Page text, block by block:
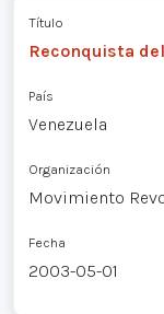
Título
Reconquista
País
Venezuela
Organización
Movimiento
Fecha
2003-05-01